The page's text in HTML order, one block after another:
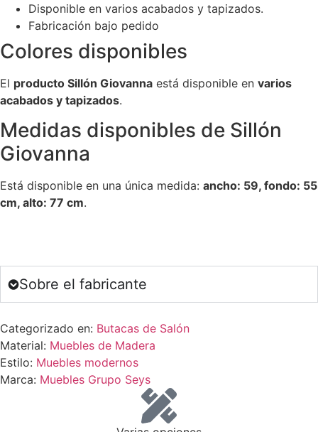
Disponible en varios acabados y tapizados.
Fabricación bajo pedido
Colores disponibles
El producto Sillón Giovanna está disponible en varios
acabados y tapizados.
Medidas disponibles de Sillón
Giovanna
Está disponible en una única medida: ancho: 59, fondo: 55
cm, alto: 77 cm.
Sobre el fabricante
Categorizado en: Butacas de Salón
Material: Muebles de Madera
Estilo: Muebles modernos
Marca: Muebles Grupo Seys